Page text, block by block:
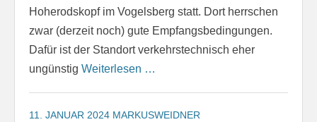
Hoherodskopf im Vogelsberg statt. Dort herrschen
zwar (derzeit noch) gute Empfangsbedingungen.
Dafür ist der Standort verkehrstechnisch eher
ungünstig Weiterlesen …
11. JANUAR 2024 MARKUSWEIDNER